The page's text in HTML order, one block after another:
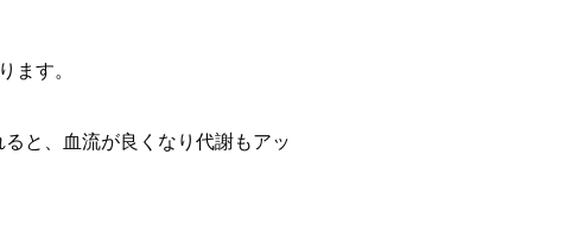
ます。
と、血流が良くなり代謝もアッ